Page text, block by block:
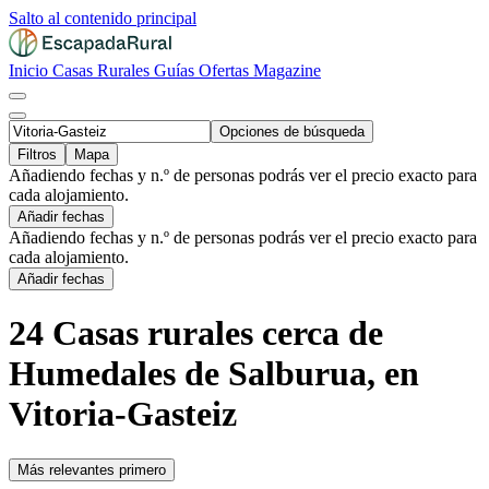
Salto al contenido principal
Inicio Casas Rurales Guías Ofertas Magazine
Opciones de búsqueda
Filtros
Mapa
Añadiendo fechas y n.º de personas podrás ver el precio exacto para
cada alojamiento.
Añadir fechas
Añadiendo fechas y n.º de personas podrás ver el precio exacto para
cada alojamiento.
Añadir fechas
24 Casas rurales cerca de
Humedales de Salburua, en
Vitoria-Gasteiz
Más relevantes primero